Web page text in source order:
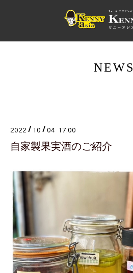
NEWS
2022 / 10 / 04 17:00
自家製果実酒のご紹介